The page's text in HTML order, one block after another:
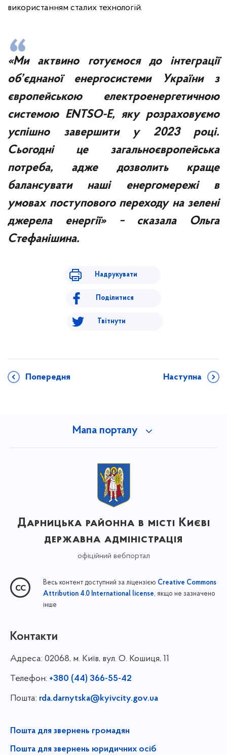
використанням сталих технологій.
«Ми актвино готуємося до інтеграції
об’єднаної енергосистеми України з
європейською електроенергетичною
системою ENTSO-E, яку розраховуємо
успішно завершити у 2023 році.
Сьогодні це загальноєвропейська
потреба, адже дозволить краще
балансувати наші енергомережі в
умовах поступового переходу на зелені
джерела енергії» − сказала Ольга
Стефанішина.
Надрукувати
Поділитися
Твітнути
Попередня Наступна
Мапа порталу
Дарницька районна в місті Києві
державна адміністрація
офіційний вебпортал
Весь контент доступний за ліцензією Creative Commons
Attribution 4.0 International license, якщо не зазначено
інше
Контакти
Адреса: 02068, м. Київ, вул. О. Кошиця, 11
Телефон: +380 (44) 366-55-42
Пошта: rda.darnytska@kyivcity.gov.ua
Пошта для звернень громадян
Пошта для звернень юридичних осіб